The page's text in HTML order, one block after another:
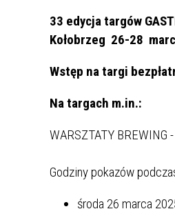
Film promocyjny
działań w zakresie
27 Bieg Regionalny w
Barnimer Feldmark
Rowerowa przejażdżka
Małych Projektów
Polsko-niemieckie
33 edycja targów
Kołobrzeg 26-28
Wstęp na targi
Na targach m.in.:
WARSZTATY BREWING
Godziny pokazów
środa 26 marca